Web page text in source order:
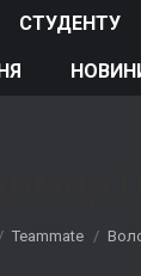
СТУДЕНТУ
Teammate